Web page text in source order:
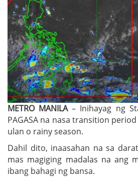
METRO MANILA– Inihayag ng
PAGASA na nasa transition
ulan o rainy season.
Dahil dito, inaasahan na sa
mas magiging madalas na ang
ibang bahagi ng bansa.